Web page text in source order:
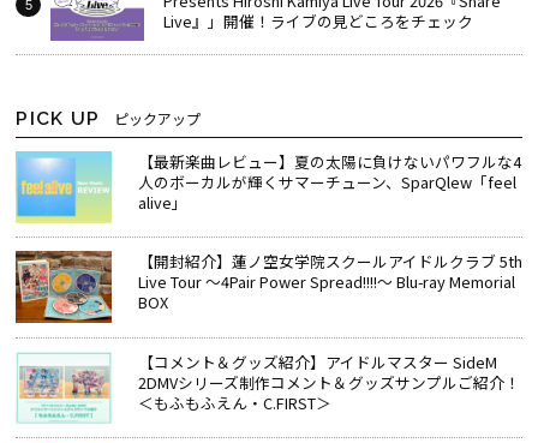
Live』」開催！ライブの見どころをチェック
PICK UP ピックアップ
【最新楽曲レビュー】夏の太陽に負けないパワフルな4
人のボーカルが輝くサマーチューン、SparQlew「feel
alive」
【開封紹介】蓮ノ空女学院スクールアイドルクラブ 5th
Live Tour ～4Pair Power Spread!!!!～ Blu-ray Memorial
BOX
【コメント＆グッズ紹介】アイドルマスター SideM
2DMVシリーズ制作コメント＆グッズサンプルご紹介！
＜もふもふえん・C.FIRST＞